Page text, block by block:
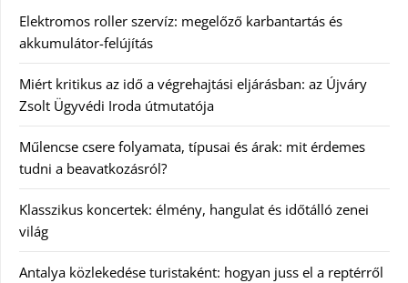
Elektromos roller szervíz: megelőző karbantartás és
akkumulátor-felújítás
Miért kritikus az idő a végrehajtási eljárásban: az Újváry
Zsolt Ügyvédi Iroda útmutatója
Műlencse csere folyamata, típusai és árak: mit érdemes
tudni a beavatkozásról?
Klasszikus koncertek: élmény, hangulat és időtálló zenei
világ
Antalya közlekedése turistaként: hogyan juss el a reptérről